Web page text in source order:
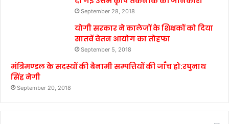
September 28, 2018
योगी सरकार ने कालेजों के शिक्षकों को दिया
सातवें वेतन आयोग का तोहफा
September 5, 2018
मंत्रिमण्डल के सदस्यों की बैनामी सम्पत्तियों की जाँच हो:रघुनाथ
सिंह नेगी
September 20, 2018